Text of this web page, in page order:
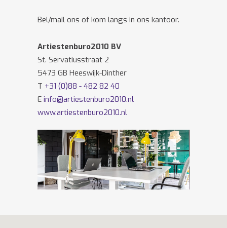
Bel/mail ons of kom langs in ons kantoor.
Artiestenburo2010 BV
St. Servatiusstraat 2
5473 GB Heeswijk-Dinther
T +31 (0)88 - 482 82 40
E info@artiestenburo2010.nl
www.artiestenburo2010.nl
Volg ons ook opFacebookenTwitter